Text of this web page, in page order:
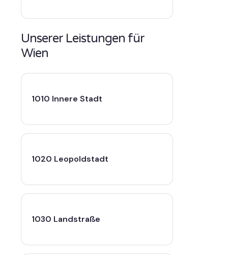
Unserer Leistungen für
Wien
1010 Innere Stadt
1020 Leopoldstadt
1030 Landstraße